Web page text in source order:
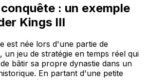
: un exemple
Kings III
est née lors d'une partie de
un jeu de stratégie en temps réel qui
bâtir sa propre dynastie dans un
En partant d'une petite